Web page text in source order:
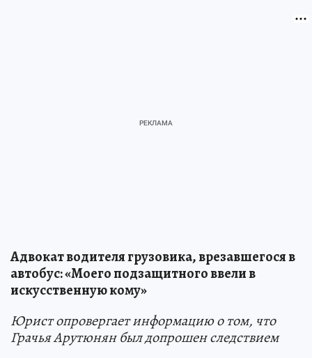
Адвокат водителя грузовика, врезавшегося в
автобус: «Моего подзащитного ввели в
искусственную кому»
Юрист опровергает информацию о том, что
Грачья Арутюнян был допрошен следствием